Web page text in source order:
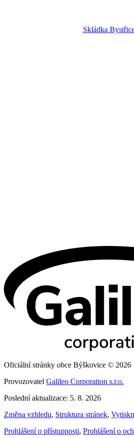
Skládka
Oficiální stránky obce Býškovice © 2026
Provozovatel Galileo Corporation s.r.o.
Poslední aktualizace: 5. 8. 2026
Změna vzhledu, Struktura stránek,
Prohlášení o přístupnosti, Prohlášení o